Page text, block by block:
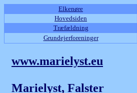
Elkenøre
Hovedsiden
Træfældning
Grundejerforeninger
www.marielyst.eu
Marielyst, Falster